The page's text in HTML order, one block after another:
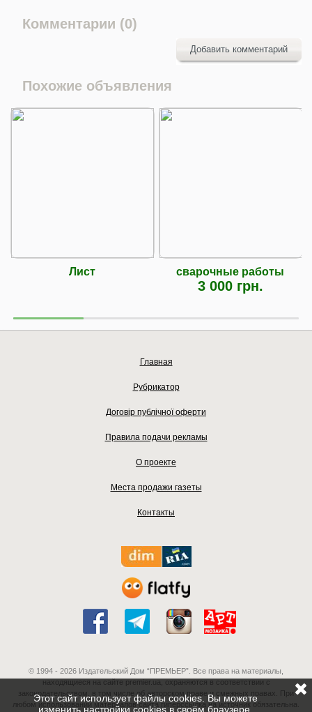
Комментарии (0)
Добавить комментарий
Похожие объявления
Лист сварочные работы
3 000 грн.
Главная
Рубрикатор
Договір публічної оферти
Правила подачи рекламы
О проекте
Места продажи газеты
Контакты
© 1994 - 2026 Издательский Дом “ПРЕМЬЕР”. Все права на материалы,
находящиеся на сайте premier.ua, охраняются в соответствии с
законодательством, в том числе об авторском праве и смежных правах. При
любом использовании материалов сайта гиперссылка на источник обязательна.
Этот сайт использует файлы cookies. Вы можете
изменить настройки cookies в своём браузере.